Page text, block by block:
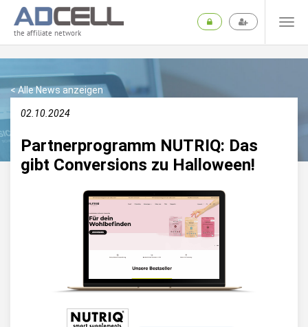
the affiliate network
< Alle News anzeigen
02.10.2024
Partnerprogramm NUTRIQ: Das
gibt Conversions zu Halloween!